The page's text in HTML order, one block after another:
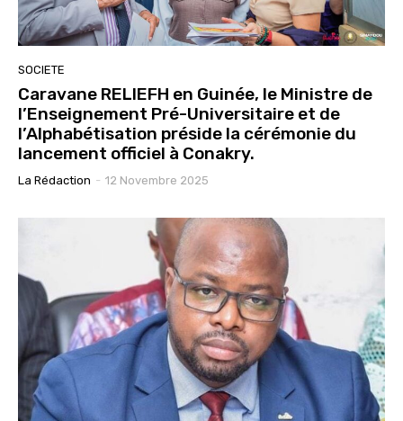
SOCIETE
Caravane RELIEFH en Guinée, le Ministre de
l’Enseignement Pré-Universitaire et de
l’Alphabétisation préside la cérémonie du
lancement officiel à Conakry.
La Rédaction - 12 Novembre 2025